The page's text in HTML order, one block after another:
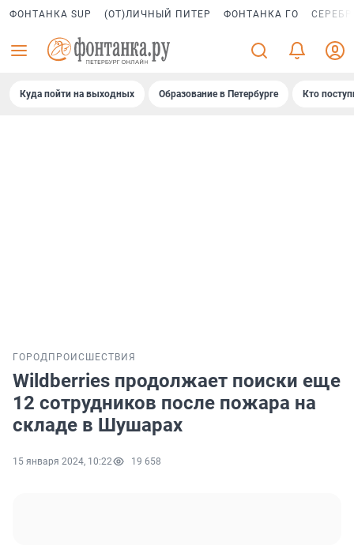
ФОНТАНКА SUP (ОТ)ЛИЧНЫЙ ПИТЕР ФОНТАНКА ГО
Куда пойти на выходных Образование в Петербурге Кто
ГОРОД ПРОИСШЕСТВИЯ
Wildberries продолжает поиски еще
12 сотрудников после пожара на
складе в Шушарах
15 января 2024, 10:22 19 658